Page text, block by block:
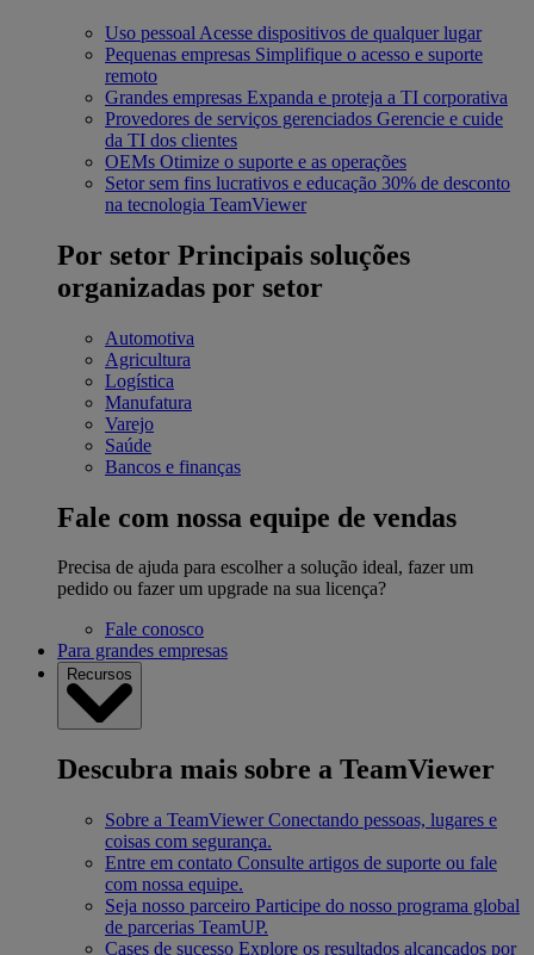
Uso pessoal Acesse dispositivos de qualquer lugar
Pequenas empresas Simplifique o acesso e suporte
remoto
Grandes empresas Expanda e proteja a TI corporativa
Provedores de serviços gerenciados Gerencie e cuide
da TI dos clientes
OEMs Otimize o suporte e as operações
Setor sem fins lucrativos e educação 30% de desconto
na tecnologia TeamViewer
Por setor Principais soluções
organizadas por setor
Automotiva
Agricultura
Logística
Manufatura
Varejo
Saúde
Bancos e finanças
Fale com nossa equipe de vendas
Precisa de ajuda para escolher a solução ideal, fazer um
pedido ou fazer um upgrade na sua licença?
Fale conosco
Para grandes empresas
Recursos
Descubra mais sobre a TeamViewer
Sobre a TeamViewer Conectando pessoas, lugares e
coisas com segurança.
Entre em contato Consulte artigos de suporte ou fale
com nossa equipe.
Seja nosso parceiro Participe do nosso programa global
de parcerias TeamUP.
Cases de sucesso Explore os resultados alcançados por